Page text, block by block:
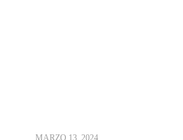
MARZO 13, 2024